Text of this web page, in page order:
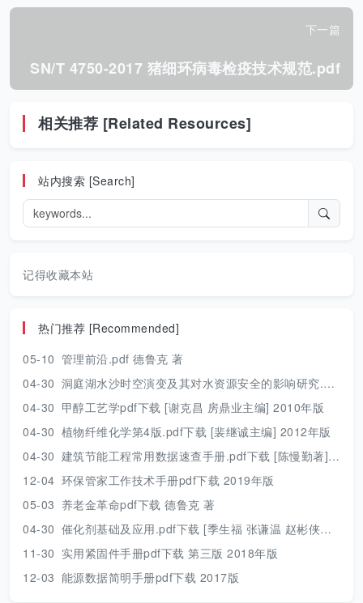
下一篇
SN/T 4750-2017 猪细环病毒检疫技术规范.pdf
相关推荐 [Related Resources]
站内搜索 [Search]
记得收藏本站
热门推荐 [Recommended]
05-10 管理前沿.pdf 德鲁克 著
04-30 洞庭湖水沙时空演变及其对水资源安全的影响研究.pdf 胡光伟 著 2017年版
04-30 甲醇工艺学pdf下载 [谢克昌 房鼎业主编] 2010年版
04-30 植物纤维化学第4版.pdf下载 [裴继诚主编] 2012年版
04-30 建筑节能工程常用数据速查手册.pdf下载 [陈慢勤著] 2010年版
12-04 环保管家工作技术手册pdf下载 2019年版
05-03 养老金革命pdf下载 德鲁克 著
04-30 催化剂基础及应用.pdf下载 [季生福 张谦温 赵彬侠编] 2011年版
11-30 实用紧固件手册pdf下载 第三版 2018年版
12-03 能源数据简明手册pdf下载 2017版